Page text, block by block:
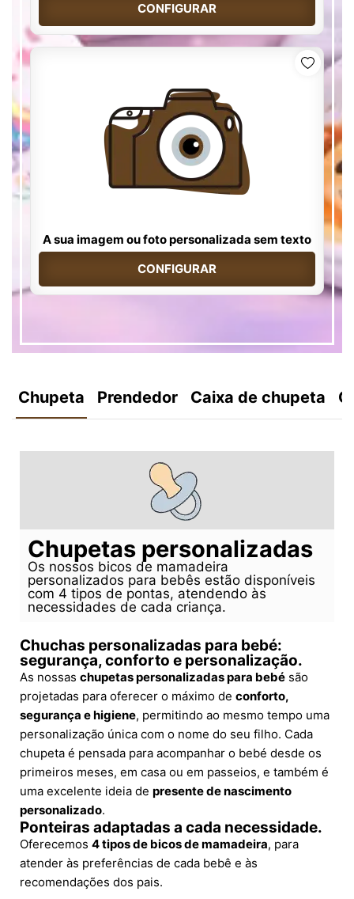
CONFIGURAR
A sua imagem ou foto personalizada sem texto
CONFIGURAR
Chupeta Prendedor Caixa de chupeta
Chupetas personalizadas
Os nossos bicos de mamadeira
personalizados para bebês estão disponíveis
com 4 tipos de pontas, atendendo às
necessidades de cada criança.
Chuchas personalizadas para bebé:
segurança, conforto e personalização.
As nossas chupetas personalizadas para bebé são
projetadas para oferecer o máximo de conforto,
segurança e higiene, permitindo ao mesmo tempo uma
personalização única com o nome do seu filho. Cada
chupeta é pensada para acompanhar o bebé desde os
primeiros meses, em casa ou em passeios, e também é
uma excelente ideia de presente de nascimento
personalizado.
Ponteiras adaptadas a cada necessidade.
Oferecemos 4 tipos de bicos de mamadeira, para
atender às preferências de cada bebê e às
recomendações dos pais.